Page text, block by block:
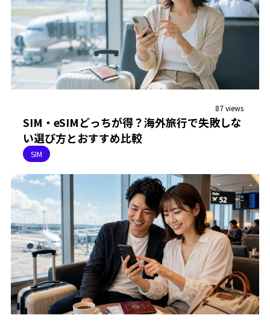
87 views
SIM・eSIMどっちが得？海外旅行で失敗しな
い選び方とおすすめ比較
SIM